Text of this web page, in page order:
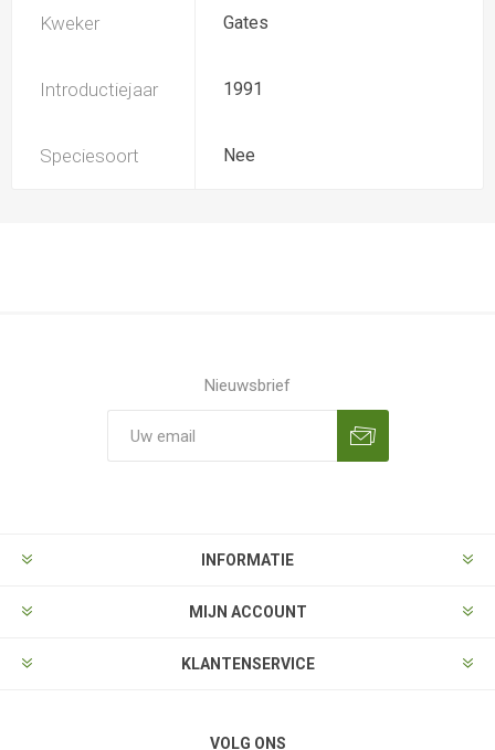
Kweker Gates
Introductiejaar 1991
Speciesoort Nee
Nieuwsbrief
INFORMATIE
MIJN ACCOUNT
KLANTENSERVICE
VOLG ONS